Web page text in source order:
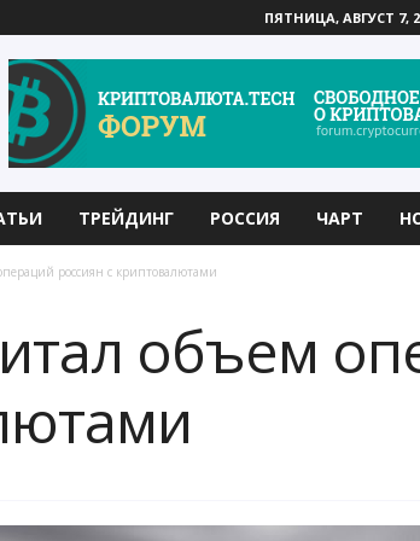
ПЯТНИЦА, АВГУСТ 7,
ТРЕЙДИНГ РОССИЯ ЧАРТ
россиян с криптовалютами
объем